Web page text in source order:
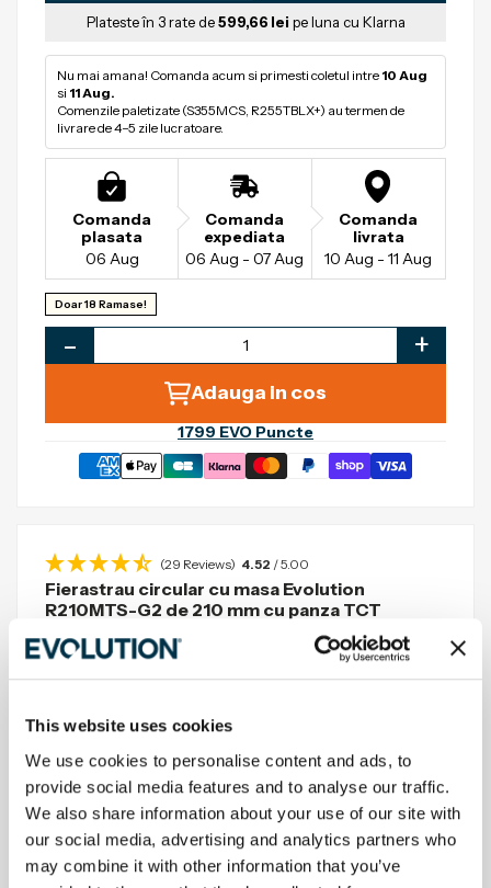
This website uses cookies
We use cookies to personalise content and ads, to
provide social media features and to analyse our traffic.
We also share information about your use of our site with
our social media, advertising and analytics partners who
may combine it with other information that you’ve
(29 Reviews) 4.52 / 5.00
Fierastrau circular cu masa Evolution
R210MTS-G2 de 210 mm cu panza TCT
SKU: 116-0003+005-0001
Tehnologie de taiere multi-material
45˚ - 45˚
varietate de materiale
Motor puternic de 1200W cu cuplu mare, cu cutie de
viteze si sistem de lame optimizat
125mm x 55mm capacitate maxima de taiere
transversala
Specificatii
Plateste în 3 rate de599,66 lei pe luna cu Klarna
Nu mai amana! Comanda acum si primesti coletul intre 10 Aug
si 11 Aug.
Comenzile paletizate (S355MCS, R255TBLX+) au termen de
livrare de 4–5 zile lucratoare.
Comanda
plasata
06 Aug
Comanda
expediata
06 Aug - 07 Aug
Comanda
livrata
10 Aug - 11 Aug
Doar 18 Ramase!
- +
Adauga in cos
1799 EVO Puncte